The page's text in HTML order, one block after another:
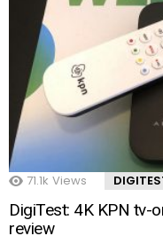
71.1k Views
DigiTest: 4K KPN tv-
review